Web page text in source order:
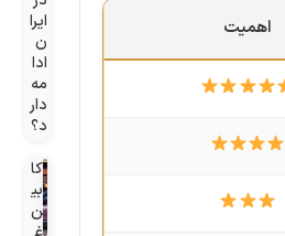
اهمیت
ایرا
ن
ادا
مه
دار
د؟
کا
بی
ن